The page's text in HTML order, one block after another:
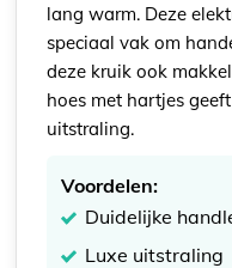
lang warm. Deze
speciaal vak om
deze kruik ook
hoes met hartjes
uitstraling.
Voordelen:
Duidelijke
Luxe uitstraling